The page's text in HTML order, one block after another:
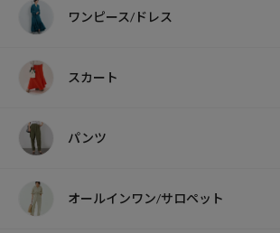
ワンピース/ドレス
スカート
パンツ
オールインワン/サロペット